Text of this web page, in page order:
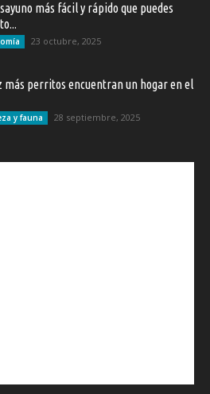
más fácil y rápido que puedes
23 octubre, 2025
más perritos encuentran un hogar en el
y fauna 28 septiembre, 2025